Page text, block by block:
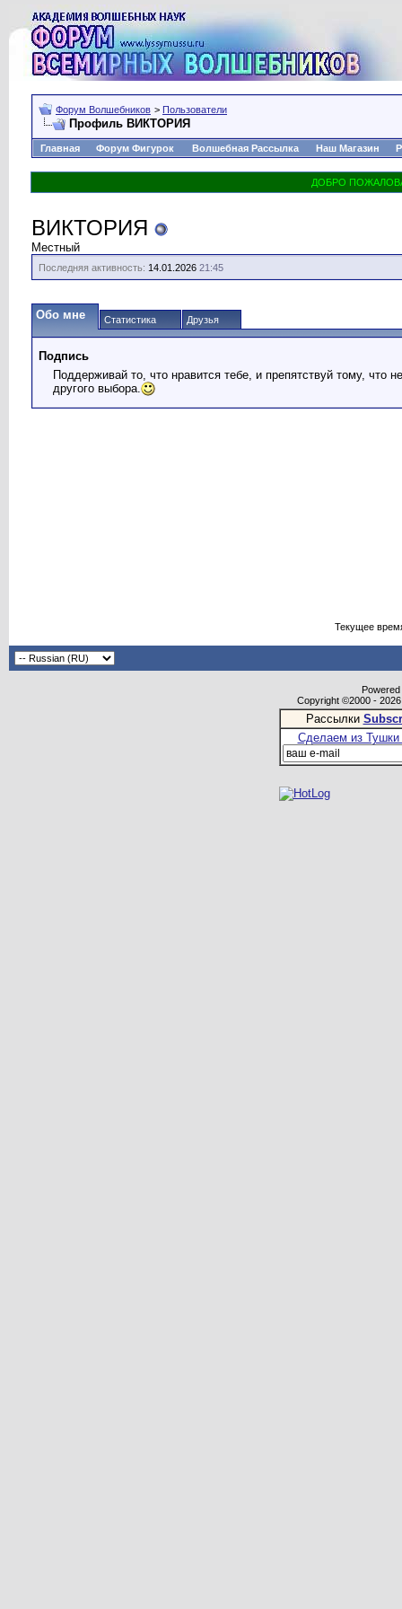
Форум Волшебников > Пользователи
Профиль ВИКТОРИЯ
Главная Форум Фигурок Волшебная Рассылка Наш Магазин
ВИКТОРИЯ
Местный
Последняя активность: 14.01.2026 21:45
Обо мне Статистика Друзья
Подпись
Поддерживай то, что нравится тебе, и препятствуй тому, что
другого выбора.
Текущее
Copyright ©2000 -
Рассылки
Сделаем из Тушки